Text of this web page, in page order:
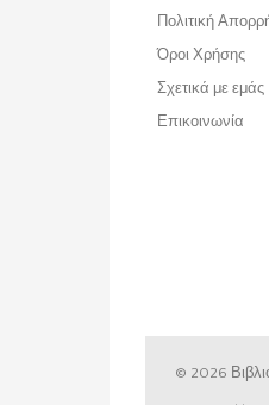
Πολιτική
Όροι Χρήσης
Σχετικά με εμάς
Επικοινωνία
© 2026